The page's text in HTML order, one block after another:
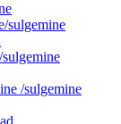
sulgemine
/sulgemine